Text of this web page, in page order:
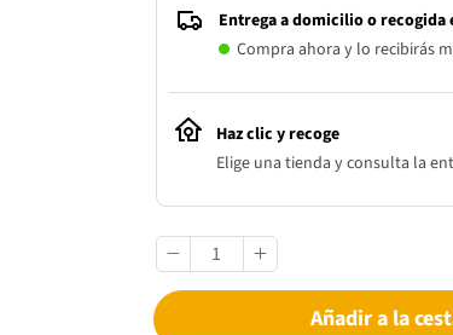
Entrega a domicilio o recogida
Compra ahora y lo recibirás
Haz clic y recoge
Elige una tienda y consulta la
Añadir a la